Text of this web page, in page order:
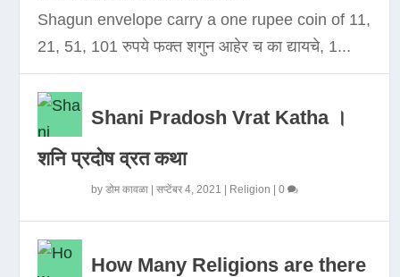
Shagun envelope carry a one rupee coin of 11,
21, 51, 101 रुपये फक्त शगुन आहेर च का द्यायचे, 1...
Shani Pradosh Vrat Katha ।
शनि प्रदोष व्रत कथा
byडोम कावळा |सप्टेंबर 4, 2021 Religion |0
How Many Religions are there